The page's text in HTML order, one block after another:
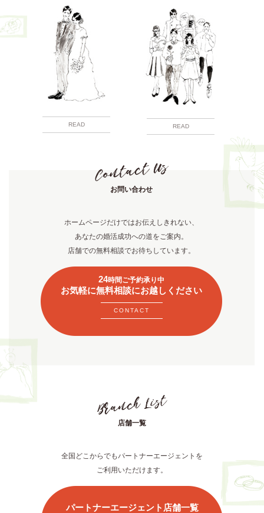
READ READ
お問い合わせ
ホームページだけではお伝えしきれない、
あなたの婚活成功への道をご案内。
店舗での無料相談でお待ちしています。
24時間ご予約承り中
お気軽に無料相談にお越しください
CONTACT
店舗一覧
全国どこからでもパートナーエージェントを
ご利用いただけます。
パートナーエージェント店舗一覧